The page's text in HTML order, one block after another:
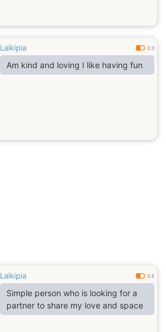
Laikipia 0.3
Am kind and loving I like having fun
Laikipia 0.5
Simple person who is looking for a
partner to share my love and space